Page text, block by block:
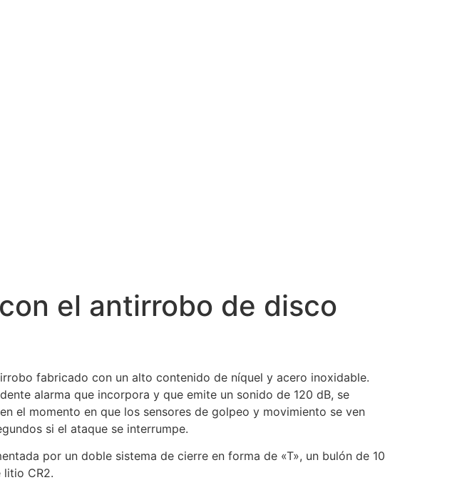
el antirrobo de disco
fabricado con un alto contenido de níquel y acero inoxidable.
alarma que incorpora y que emite un sonido de 120 dB, se
el momento en que los sensores de golpeo y movimiento se ven
si el ataque se interrumpe.
por un doble sistema de cierre en forma de «T», un bulón de 10
CR2.